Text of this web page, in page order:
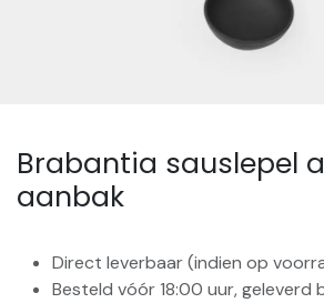
Brabantia sauslepel
aanbak
Direct leverbaar (indien op
Besteld vóór 18:00 uur, geleverd